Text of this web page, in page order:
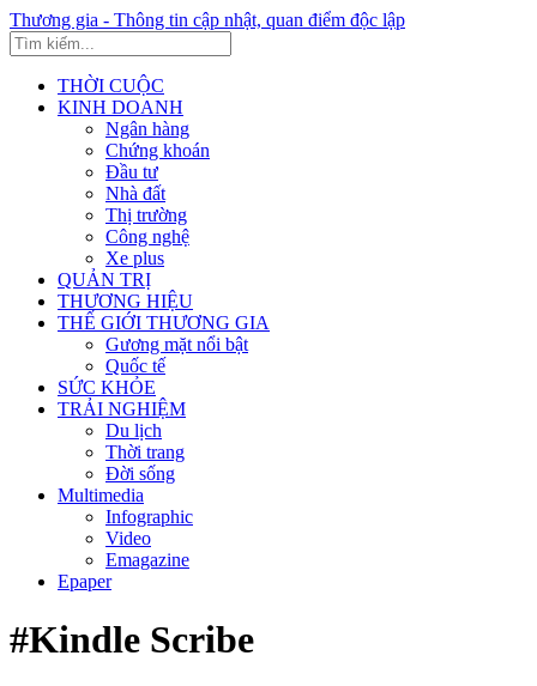
Thương gia - Thông tin cập nhật, quan điểm độc lập
THỜI CUỘC
KINH DOANH
Ngân hàng
Chứng khoán
Đầu tư
Nhà đất
Thị trường
Công nghệ
Xe plus
QUẢN TRỊ
THƯƠNG HIỆU
THẾ GIỚI THƯƠNG GIA
Gương mặt nổi bật
Quốc tế
SỨC KHỎE
TRẢI NGHIỆM
Du lịch
Thời trang
Đời sống
Multimedia
Infographic
Video
Emagazine
Epaper
#Kindle Scribe